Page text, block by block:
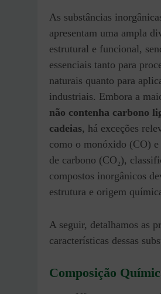
As substâncias
apresentam uma ampla
estrutural e funcional,
essenciais tanto para
naturais quanto para
industriais. Embora a
não contenha carbono
cadeias, há exceções
como o monóxido (CO)
de carbono (CO₂),
compostos inorgânicos
estrutura e origem
A seguir, detalhamos as
características dessas
Composição